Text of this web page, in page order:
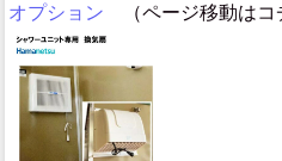
オプション （ページ移動は